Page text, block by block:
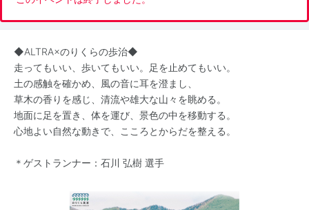
◆ALTRA×のりくらの歩治◆
走ってもいい、歩いてもいい。足を止めてもいい。
土の感触を確かめ、風の音に耳を澄まし、
草木の香りを感じ、清流や雄大な山々を眺める。
地面に足を置き、体を運び、景色の中を移動する。
心地よい自然な動きで、こころとからだを整える。
＊ゲストランナー：石川 弘樹 選手